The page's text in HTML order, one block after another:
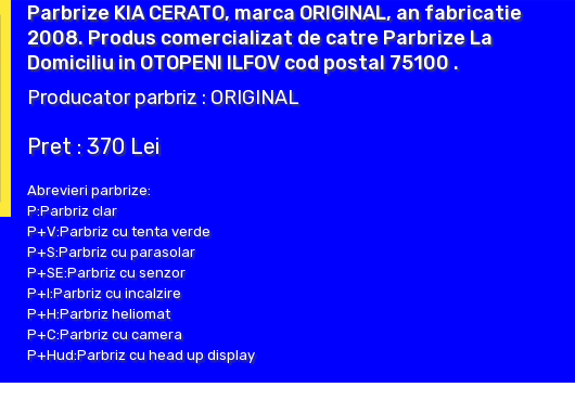
Parbrize KIA CERATO, marca ORIGINAL, an fabricatie
2008. Produs comercializat de catre Parbrize La
Domiciliu in OTOPENI ILFOV cod postal 75100 .
Producator parbriz : ORIGINAL
Pret : 370 Lei
Abrevieri parbrize:
P:Parbriz clar
P+V:Parbriz cu tenta verde
P+S:Parbriz cu parasolar
P+SE:Parbriz cu senzor
P+I:Parbriz cu incalzire
P+H:Parbriz heliomat
P+C:Parbriz cu camera
P+Hud:Parbriz cu head up display